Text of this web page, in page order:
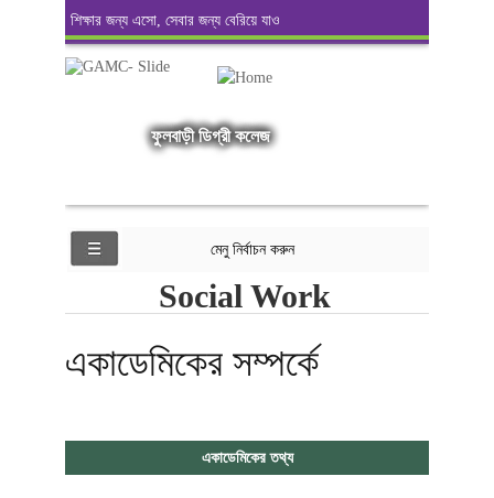
শিক্ষার জন্য এসো, সেবার জন্য বেরিয়ে যাও
ফুলবাড়ী ডিগ্রী কলেজ
মেনু নির্বাচন করুন
Social Work
একাডেমিকের সম্পর্কে
একাডেমিকের তথ্য